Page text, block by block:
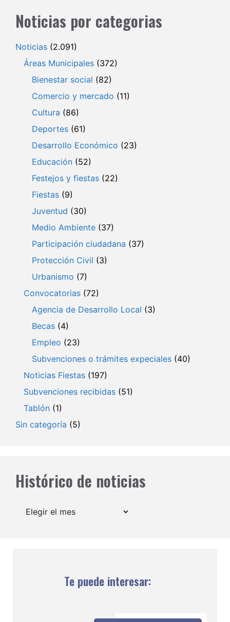
Noticias por categorias
Noticias (2.091)
Áreas Municipales (372)
Bienestar social (82)
Comercio y mercado (11)
Cultura (86)
Deportes (61)
Desarrollo Económico (23)
Educación (52)
Festejos y fiestas (22)
Fiestas (9)
Juventud (30)
Medio Ambiente (37)
Participación ciudadana (37)
Protección Civil (3)
Urbanismo (7)
Convocatorias (72)
Agencia de Desarrollo Local (3)
Becas (4)
Empleo (23)
Subvenciones o trámites expeciales (40)
Noticias Fiestas (197)
Subvenciones recibidas (51)
Tablón (1)
Sin categoría (5)
Histórico de noticias
Archivos
Te puede interesar: